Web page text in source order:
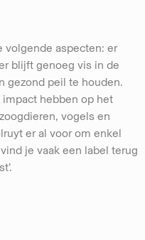
volgende aspecten: er
blijft genoeg vis in de
gezond peil te houden.
hebben op het
vogels en
er al voor om enkel
je vaak een label terug